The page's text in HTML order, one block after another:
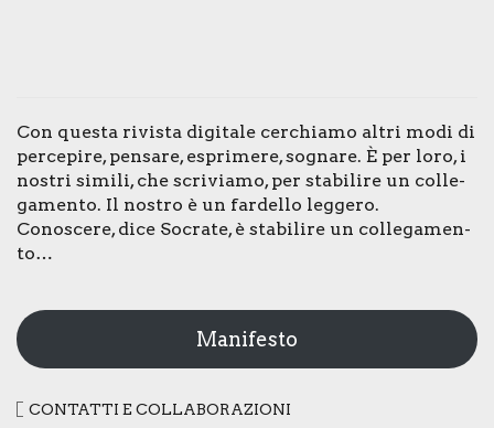
Con que­sta rivi­sta digi­ta­le cer­chia­mo altri modi di
per­ce­pi­re, pen­sa­re, espri­me­re, sogna­re. È per loro, i
nostri simi­li, che scri­via­mo, per sta­bi­li­re un col­le­
ga­men­to. Il nostro è un far­del­lo leg­ge­ro.
Cono­sce­re, dice Socra­te, è sta­bi­li­re un col­le­ga­men­
to…
Manifesto
CON­TAT­TI E COL­LA­BO­RA­ZIO­NI